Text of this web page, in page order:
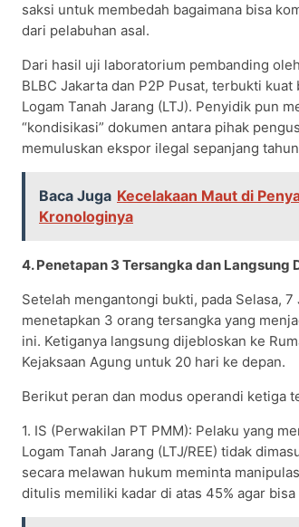
saksi untuk membedah bagaimana bisa
dari pelabuhan asal.
Dari hasil uji laboratorium pembanding
BLBC Jakarta dan P2P Pusat, terbukti
Logam Tanah Jarang (LTJ). Penyidik pun
“kondisikasi” dokumen antara pihak
memuluskan ekspor ilegal sepanjang
Baca Juga Kecelakaan Maut di
Kronologinya
4. Penetapan 3 Tersangka dan Langsung
Setelah mengantongi bukti, pada Selasa,
menetapkan 3 orang tersangka yang
ini. Ketiganya langsung dijebloskan ke
Kejaksaan Agung untuk 20 hari ke depan.
Berikut peran dan modus operandi ketiga
1. IS (Perwakilan PT PMM): Pelaku yang
Logam Tanah Jarang (LTJ/REE) tidak
secara melawan hukum meminta
ditulis memiliki kadar di atas 45% agar